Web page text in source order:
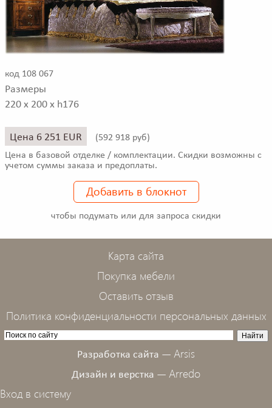
код 108 067
Размеры
220 x 200 x h176
Цена 6 251 EUR (592 918 руб)
Цена в базовой отделке / комплектации. Скидки возможны с
учетом суммы заказа и предоплаты.
Добавить в блокнот
чтобы подумать или для запроса скидки
Карта сайта
Покупка мебели
Оставить отзыв
Политика конфиденциальности персональных данных
Разработка сайта — Arsis
Дизайн и верстка — Arredo
Вход в систему